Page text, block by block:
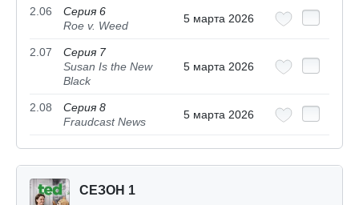
2.06
Серия 6
Roe v. Weed
5 марта 2026
2.07
Серия 7
Susan Is the New
Black
5 марта 2026
2.08
Серия 8
Fraudcast News
5 марта 2026
СЕЗОН 1